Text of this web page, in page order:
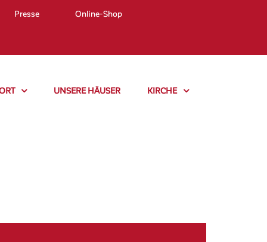
Presse Online-Shop
UNSERE HÄUSER KIRCHE